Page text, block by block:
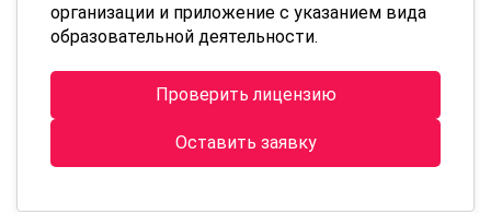
организации и приложение с указанием вида
образовательной деятельности.
Проверить лицензию
Оставить заявку